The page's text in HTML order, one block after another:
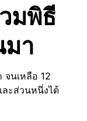
มพิธี
มา
นเหลือ 12
ะส่วนหนึ่งได้